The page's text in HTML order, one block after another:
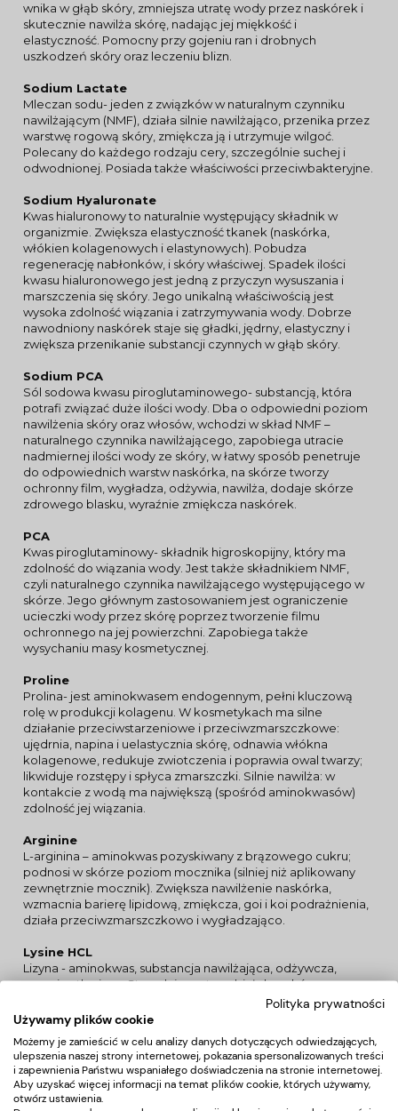
wnika w głąb skóry, zmniejsza utratę wody przez naskórek i
skutecznie nawilża skórę, nadając jej miękkość i
elastyczność. Pomocny przy gojeniu ran i drobnych
uszkodzeń skóry oraz leczeniu blizn.
Sodium Lactate
Mleczan sodu- jeden z związków w naturalnym czynniku
nawilżającym (NMF), działa silnie nawilżająco, przenika przez
warstwę rogową skóry, zmiękcza ją i utrzymuje wilgoć.
Polecany do każdego rodzaju cery, szczególnie suchej i
odwodnionej. Posiada także właściwości przeciwbakteryjne.
Sodium Hyaluronate
Kwas hialuronowy to naturalnie występujący składnik w
organizmie. Zwiększa elastyczność tkanek (naskórka,
włókien kolagenowych i elastynowych). Pobudza
regenerację nabłonków, i skóry właściwej. Spadek ilości
kwasu hialuronowego jest jedną z przyczyn wysuszania i
marszczenia się skóry. Jego unikalną właściwością jest
wysoka zdolność wiązania i zatrzymywania wody. Dobrze
nawodniony naskórek staje się gładki, jędrny, elastyczny i
zwiększa przenikanie substancji czynnych w głąb skóry.
Sodium PCA
Sól sodowa kwasu piroglutaminowego- substancją, która
potrafi związać duże ilości wody. Dba o odpowiedni poziom
nawilżenia skóry oraz włosów, wchodzi w skład NMF –
naturalnego czynnika nawilżającego, zapobiega utracie
nadmiernej ilości wody ze skóry, w łatwy sposób penetruje
do odpowiednich warstw naskórka, na skórze tworzy
ochronny film, wygładza, odżywia, nawilża, dodaje skórze
zdrowego blasku, wyraźnie zmiękcza naskórek.
PCA
Kwas piroglutaminowy- składnik higroskopijny, który ma
zdolność do wiązania wody. Jest także składnikiem NMF,
czyli naturalnego czynnika nawilżającego występującego w
skórze. Jego głównym zastosowaniem jest ograniczenie
ucieczki wody przez skórę poprzez tworzenie filmu
ochronnego na jej powierzchni. Zapobiega także
wysychaniu masy kosmetycznej.
Proline
Prolina- jest aminokwasem endogennym, pełni kluczową
rolę w produkcji kolagenu. W kosmetykach ma silne
działanie przeciwstarzeniowe i przeciwzmarszczkowe:
ujędrnia, napina i uelastycznia skórę, odnawia włókna
kolagenowe, redukuje zwiotczenia i poprawia owal twarzy;
likwiduje rozstępy i spłyca zmarszczki. Silnie nawilża: w
kontakcie z wodą ma największą (spośród aminokwasów)
zdolność jej wiązania.
Arginine
L-arginina – aminokwas pozyskiwany z brązowego cukru;
podnosi w skórze poziom mocznika (silniej niż aplikowany
zewnętrznie mocznik). Zwiększa nawilżenie naskórka,
wzmacnia barierę lipidową, zmiękcza, goi i koi podrażnienia,
działa przeciwzmarszczkowo i wygładzająco.
Lysine HCL
Lizyna - aminokwas, substancja nawilżająca, odżywcza,
przeciwutleniacz. Stymuluje syntezę białek w skórze,
wykazuje działanie pobudzające wzrost włosów,
kondycjonuje, nawilża, wygładza i wzmacnia skórę i włosy.
wrażliwą i alergiczną.
Treonina
Kwas α-amino-β-hydroksymasłowy, organiczny związek
Polityka prywatności
Używamy plików cookie
Możemy je zamieścić w celu analizy danych dotyczących odwiedzających,
ulepszenia naszej strony internetowej, pokazania spersonalizowanych treści
i zapewnienia Państwu wspaniałego doświadczenia na stronie internetowej.
Aby uzyskać więcej informacji na temat plików cookie, których używamy,
otwórz ustawienia.